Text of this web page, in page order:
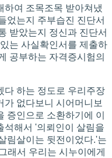
하여 조목조목 받아쳐냈
었는지 주부습진 진단서
받았는지 정신과 진단서
는 사실확인서를 제출하
공부하는 자격증시험의
다 하는 정도로 우리주장
가 없다보니 시어머니보
증인으로 소환하기에 이
석해서 '의뢰인이 살림을
림살이는 뒷전이었다.'는
래서 우리는 시누이에게